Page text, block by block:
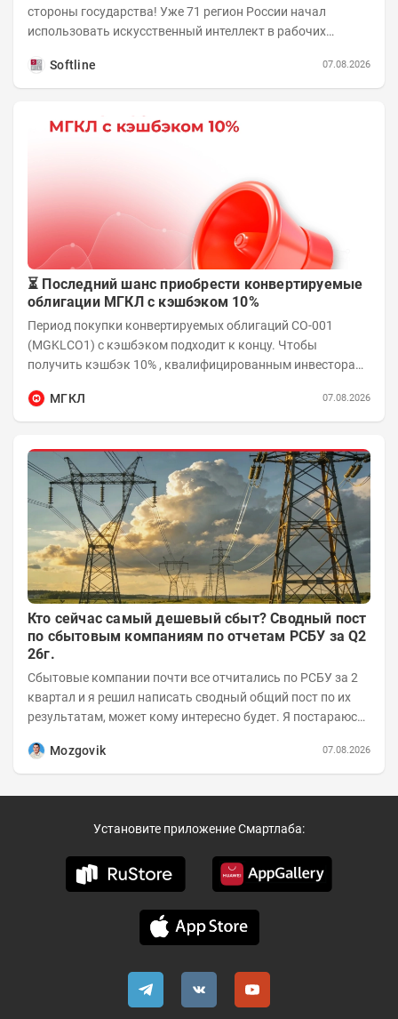
стороны государства! Уже 71 регион России начал
использовать искусственный интеллект в рабочих
Softline
07.08.2026
⏳ Последний шанс приобрести конвертируемые
облигации МГКЛ с кэшбэком 10%
Период покупки конвертируемых облигаций СО-001
(MGKLCO1) с кэшбэком подходит к концу. Чтобы
получить кэшбэк 10% , квалифицированным инвесторам
МГКЛ
07.08.2026
Кто сейчас самый дешевый сбыт? Сводный пост
по сбытовым компаниям по отчетам РСБУ за Q2
26г.
Сбытовые компании почти все отчитались по РСБУ за 2
квартал и я решил написать сводный общий пост по их
результатам, может кому интересно будет. Я постараюсь
Mozgovik
07.08.2026
Установите приложение Смартлаба: